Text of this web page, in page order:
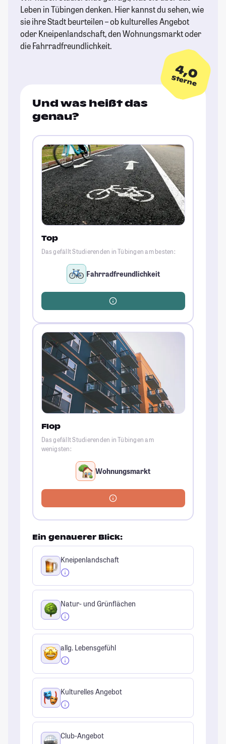
Leben in Tübingen denken. Hier kannst du sehen, wie
sie ihre Stadt beurteilen – ob kulturelles Angebot
oder Kneipenlandschaft, den Wohnungsmarkt oder
die Fahrradfreundlichkeit.
4,0
Sterne
Und was heißt das
genau?
Top
Das gefällt Studierenden in Tübingen am besten:
Fahrradfreundlichkeit
Flop
Das gefällt Studierenden in Tübingen am
wenigsten:
Wohnungsmarkt
Ein genauerer Blick:
Kneipenlandschaft
Natur- und Grünflächen
allg. Lebensgefühl
Kulturelles Angebot
Club-Angebot